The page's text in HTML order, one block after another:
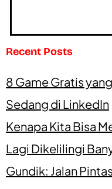
Recent Posts
8 Game Gratis
Sedang di LinkedIn
Kenapa Kita Bisa
Lagi Dikelilingi
Gundik: Jalan